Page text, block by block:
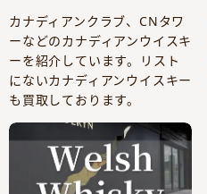
カナディアンクラブ、CNタワ
ーなどのカナディアンウイスキ
ーを紹介しています。リスト
にないカナディアンウイスキー
も買取しております。